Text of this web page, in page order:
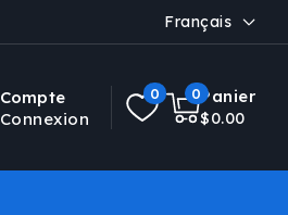
L
n
g
Français
Compte
Connexion
0
Panier
$0.00
0
0 article